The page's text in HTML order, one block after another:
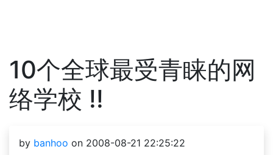
10个全球最受青睐的网
络学校 !!
by banhoo on 2008-08-21 22:25:22